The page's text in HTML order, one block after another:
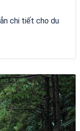
chi tiết cho du